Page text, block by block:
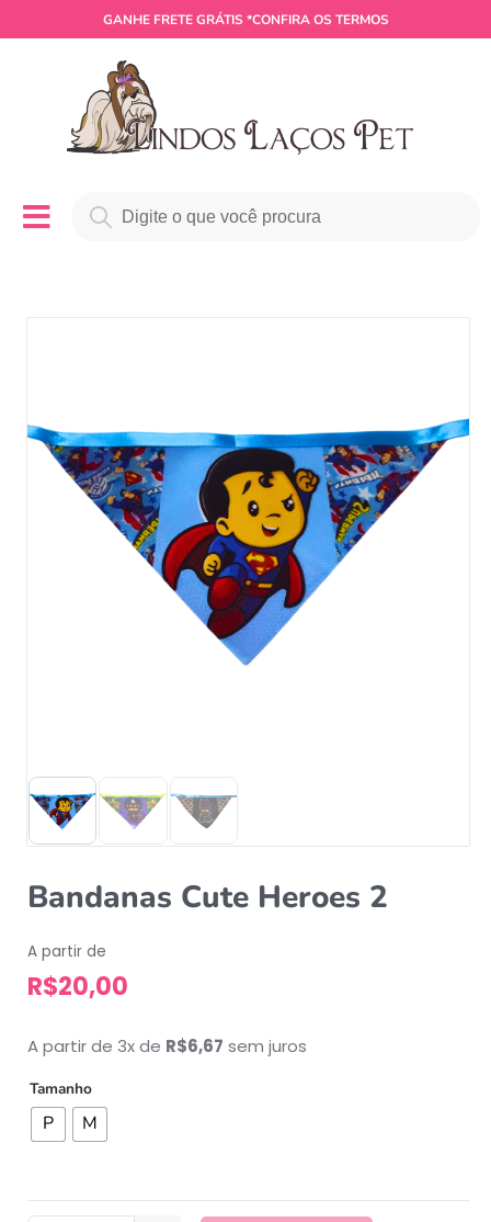
GANHE FRETE GRÁTIS *CONFIRA OS TERMOS
Bandanas Cute Heroes 2
A partir de
R$20,00
A partir de 3x de R$6,67 sem juros
Tamanho
P M